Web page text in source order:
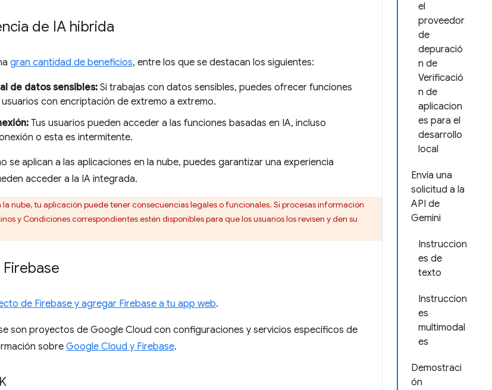
el
proveedor
de
depuració
n de
Verificació
n de
aplicacion
es para el
desarrollo
local
Envía una
solicitud a la
API de
Gemini
Instruccion
es de
texto
Instruccion
es
multimodal
es
Demostraci
ón
de IA híbrida
gran cantidad de beneficios, entre los que se destacan los siguientes:
de datos sensibles: Si trabajas con datos sensibles, puedes ofrecer funciones
con encriptación de extremo a extremo.
Tus usuarios pueden acceder a las funciones basadas en IA, incluso
o esta es intermitente.
se aplican a las aplicaciones en la nube, puedes garantizar una experiencia
acceder a la IA integrada.
nube, tu aplicación puede tener consecuencias legales o funcionales. Si procesas información
y Condiciones correspondientes estén disponibles para que los usuarios los revisen y den su
de Firebase y agregar Firebase a tu app web.
son proyectos de Google Cloud con configuraciones y servicios específicos de
sobre Google Cloud y Firebase.